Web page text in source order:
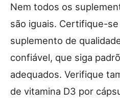
Nem todos os
são iguais. Certifique-
suplemento de
confiável, que siga
adequados. Verifique
de vitamina D3 por